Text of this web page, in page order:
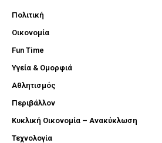
Πολιτική
Οικονομία
Fun Time
Υγεία & Ομορφιά
Αθλητισμός
Περιβάλλον
Κυκλική Οικονομία – Ανακύκλωση
Τεχνολογία